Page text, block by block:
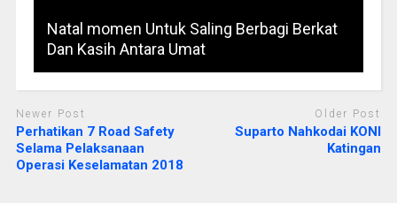
Natal momen Untuk Saling Berbagi Berkat
Dan Kasih Antara Umat
Newer Post
Perhatikan 7 Road Safety
Selama Pelaksanaan
Operasi Keselamatan 2018
Older Post
Suparto Nahkodai KONI
Katingan